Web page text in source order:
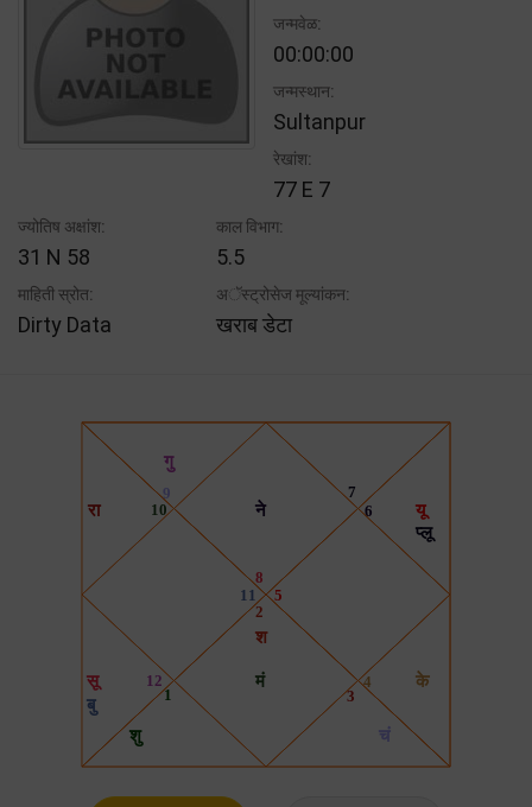
जन्मवेळ:
00:00:00
जन्मस्थान:
Sultanpur
रेखांश:
77 E 7
ज्योतिष अक्षांश:
31 N 58
काल विभाग:
5.5
माहिती स्रोत:
Dirty Data
अॅस्ट्रोसेज मूल्यांकन:
खराब डेटा